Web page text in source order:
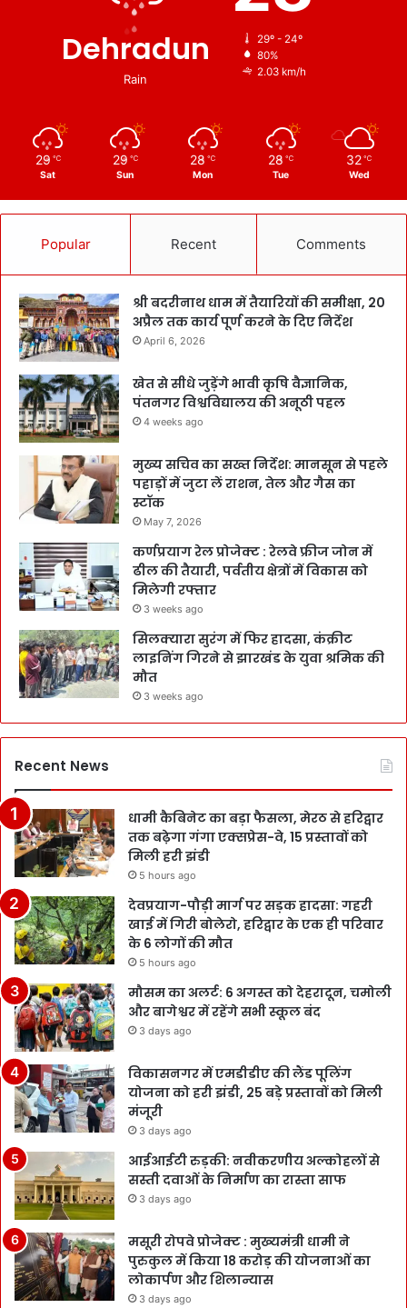
Dehradun
Rain
29º - 24º
80%
2.03 km/h
29 ℃
Sat
29 ℃
Sun
28 ℃
Mon
28 ℃
Tue
32 ℃
Wed
Popular Recent Comments
श्री बदरीनाथ धाम में तैयारियों की समीक्षा, 20
अप्रैल तक कार्य पूर्ण करने के दिए निर्देश
April 6, 2026
खेत से सीधे जुड़ेंगे भावी कृषि वैज्ञानिक,
पंतनगर विश्वविद्यालय की अनूठी पहल
4 weeks ago
मुख्य सचिव का सख्त निर्देश: मानसून से पहले
पहाड़ों में जुटा लें राशन, तेल और गैस का
स्टॉक
May 7, 2026
कर्णप्रयाग रेल प्रोजेक्ट : रेलवे फ्रीज जोन में
ढील की तैयारी, पर्वतीय क्षेत्रों में विकास को
मिलेगी रफ्तार
3 weeks ago
सिलक्यारा सुरंग में फिर हादसा, कंक्रीट
लाइनिंग गिरने से झारखंड के युवा श्रमिक की
मौत
3 weeks ago
Recent News
धामी कैबिनेट का बड़ा फैसला, मेरठ से हरिद्वार
तक बढ़ेगा गंगा एक्सप्रेस-वे, 15 प्रस्तावों को
मिली हरी झंडी
5 hours ago
देवप्रयाग-पौड़ी मार्ग पर सड़क हादसा: गहरी
खाई में गिरी बोलेरो, हरिद्वार के एक ही परिवार
के 6 लोगों की मौत
5 hours ago
मौसम का अलर्ट: 6 अगस्त को देहरादून, चमोली
और बागेश्वर में रहेंगे सभी स्कूल बंद
3 days ago
विकासनगर में एमडीडीए की लैंड पूलिंग
योजना को हरी झंडी, 25 बड़े प्रस्तावों को मिली
मंजूरी
3 days ago
आईआईटी रुड़की: नवीकरणीय अल्कोहलों से
सस्ती दवाओं के निर्माण का रास्ता साफ
3 days ago
मसूरी रोपवे प्रोजेक्ट : मुख्‍यमंत्री धामी ने
पुरुकुल में किया 18 करोड़ की योजनाओं का
लोकार्पण और शिलान्यास
3 days ago